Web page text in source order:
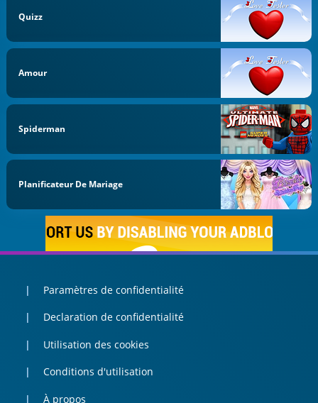
Quizz
Amour
Spiderman
Planificateur De Mariage
Paramètres de confidentialité
Declaration de confidentialité
Utilisation des cookies
Conditions d'utilisation
À propos